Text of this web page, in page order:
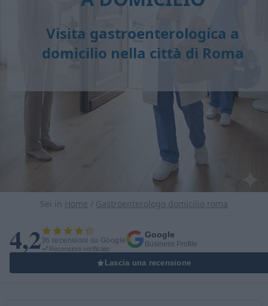
Visita gastroenterologica a
domicilio nella città di Roma
Sei in Home / Gastroenterologo domicilio roma
4,236 recensioni su Google
Recensioni verificate
Google
Business Profile
Lascia una recensione